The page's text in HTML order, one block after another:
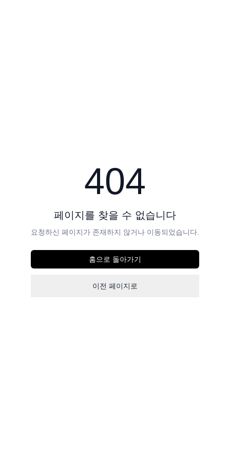
404
페이지를 찾을 수 없습니다
요청하신 페이지가 존재하지 않거나 이동되었습니다.
홈으로 돌아가기
이전 페이지로